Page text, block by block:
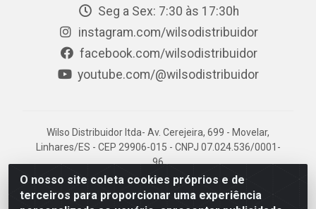
O nosso site coleta cookies próprios e de
terceiros para proporcionar uma experiência
Seg a Sex: 7:30 às 17:30h
instagram.com/wilsodistribuidor
facebook.com/wilsodistribuidor
youtube.com/@wilsodistribuidor
Wilso Distribuidor ltda- Av. Cerejeira, 699 - Movelar,
Linhares/ES - CEP 29906-015 - CNPJ 07.024.536/0001-
96